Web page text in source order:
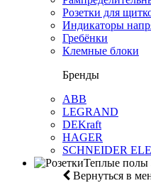
Розетки для
Индикаторы
Гребёнки
Клемные блоки
Бренды
ABB
LEGRAND
DEKraft
HAGER
SCHNEIDER
Теплые полы
Вернуться в